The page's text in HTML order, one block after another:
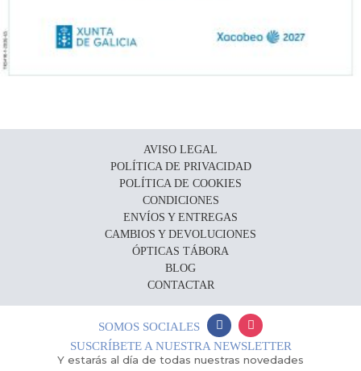
AVISO LEGAL
POLÍTICA DE PRIVACIDAD
POLÍTICA DE COOKIES
CONDICIONES
ENVÍOS Y ENTREGAS
CAMBIOS Y DEVOLUCIONES
ÓPTICAS TÁBORA
BLOG
CONTACTAR
SOMOS SOCIALES
SUSCRÍBETE A NUESTRA NEWSLETTER
Y estarás al día de todas nuestras novedades